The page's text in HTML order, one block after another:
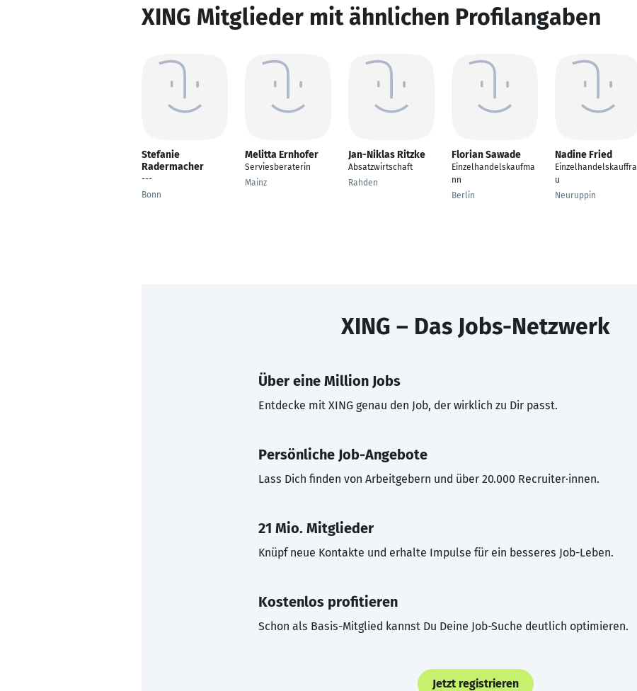
XING Mitglieder mit ähnlichen Profilangaben
Stefanie
Radermacher
---
Bonn
Melitta Ernhofer
Serviesberaterin
Mainz
Jan-Niklas Ritzke
Absatzwirtschaft
Rahden
Florian Sawade
Einzelhandelskaufma
nn
Berlin
Nadine Fried
Einzelhandelskauffra
u
Neuruppin
XING – Das Jobs-Netzwerk
Über eine Million Jobs
Entdecke mit XING genau den Job, der wirklich zu Dir passt.
Persönliche Job-Angebote
Lass Dich finden von Arbeitgebern und über 20.000 Recruiter·innen.
21 Mio. Mitglieder
Knüpf neue Kontakte und erhalte Impulse für ein besseres Job-Leben.
Kostenlos profitieren
Schon als Basis-Mitglied kannst Du Deine Job-Suche deutlich optimieren.
Jetzt registrieren